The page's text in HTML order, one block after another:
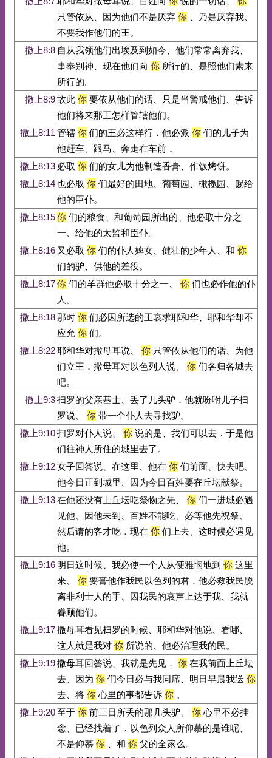
只管依从、因为他们不是厌弃 你、乃是厌弃我、
不要我作他们的王。
撒上8:8 自从我领他们出埃及到如今、他们常常离弃我、
事奉别神、现在他们向 你所行的、是照他们素来
所行的。
撒上8:9故此 你要依从他们的话、只是当警戒他们、告诉
他们将来那王怎样管辖他们。
撒上8:11 管辖 你们的王必这样行．他必派 你们的儿子为
他赶车、跟马、奔走在车前．
撒上8:13 必取 你们的女儿为他制造香膏、作饭烤饼。
撒上8:14也必取 你们最好的田地、葡萄园、橄榄园、赐给
他的臣仆。
撒上8:15你们的粮食、和葡萄园所出的、他必取十分之
一、给他的太监和臣仆。
撒上8:16 又必取 你们的仆人婢女、健壮的少年人、和 你
们的驴、供他的差役。
撒上8:17你们的羊群他必取十分之一、 你们也必作他的仆
人。
撒上8:18那时 你们必因所选的王哀求耶和华、耶和华却不
应允 你们。
撒上8:22耶和华对撒母耳说、 你只管依从他们的话、为他
们立王．撒母耳对以色列人说、
你们各归各城去
吧。
撒上9:3扫罗的父亲基士、丢了几头驴．他就吩咐儿子扫
罗说、
你带一个仆人去寻找驴。
撒上9:10扫罗对仆人说、 你说的是、我们可以去．于是他
们往神人所住的城里去了。
撒上9:12女子回答说、在这里、他在 你们前面、快去吧、
他今日正到城里、因为今日百姓要在丘坛献祭。
撒上9:13在他还没有上丘坛吃祭物之先、 你们一进城必遇
见他、因他未到、百姓不能吃、必等他先祝祭、
然后请的客才吃．现在 你们上去、这时候必遇见
他。
撒上9:16 明日这时候、我必使一个人从便雅悯地到 你这里
来、
你要膏他作我民以色列的君．他必救我民脱
离非利士人的手、因我民的哀声上达于我、我就
眷顾他们。
撒上9:17撒母耳看见扫罗的时候、耶和华对他说、看哪、
这人就是我对 你所说的、他必治理我的民。
撒上9:19撒母耳回答说、我就是先见． 你在我前面上丘坛
去、因为 你们今日必与我同席、明日早晨我送 你
去、将 你心里的事都告诉 你。
撒上9:20至于 你前三日所丢的那几头驴、 你心里不必挂
念、已经找着了．以色列众人所仰慕的是谁呢、
不是仰慕 你、和 你父的全家么。